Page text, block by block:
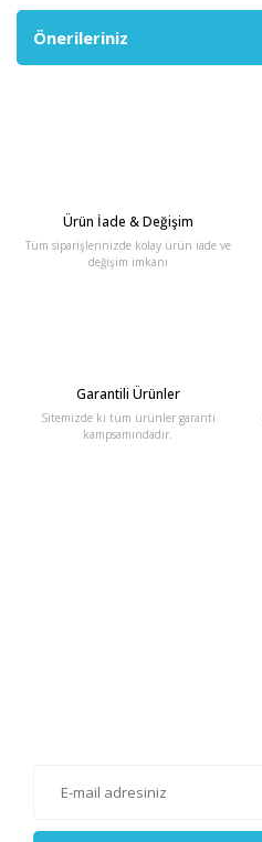
Önerileriniz
Ürün İade & Değişim
Tüm siparişlerinizde kolay ürün iade ve
değişim imkanı
Garantili Ürünler
Sitemizde ki tüm ürünler garanti
kampsamındadır.